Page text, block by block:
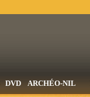
DVD ARCHÉO-NIL